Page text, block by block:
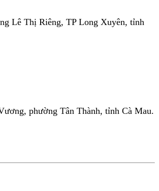
Lê Thị Riêng, TP Long Xuyên, tỉnh
phường Tân Thành, tỉnh Cà Mau.